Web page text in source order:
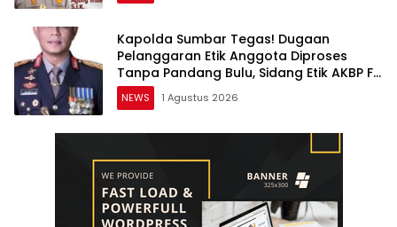
Kapolda Sumbar Tegas! Dugaan
Pelanggaran Etik Anggota Diproses
Tanpa Pandang Bulu, Sidang Etik AKBP F
Dipercepat
NEWS 1 Agustus 2026